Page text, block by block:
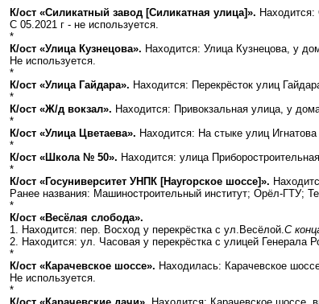
К/ост «Силикатный завод [Силикатная улица]».
С 05.2021 г - не используется.
*
К/ост «Улица Кузнецова». Находится: Улица Кузнецова, у
Не используется.
*
К/ост «Улица Гайдара». Находится: Перекрёсток улиц
*
К/ост «Ж/д вокзал». Находится: Привокзальная улица, у
*
К/ост «Улица Цветаева». Находится: На стыке улиц
*
К/ост «Школа № 50». Находится: улица
*
К/ост «Госуниверситет УНПК [Наугорское шоссе]».
Ранее названия: Машиностроительный институт; Орёл-ГТУ;
*
К/ост «Весёлая слобода».
1. Находится: пер. Восход у перекрёстка с ул.Весёлой.С
2. Находится: ул. Часовая у перекрёстка с улицей Генерала
*
К/ост «Карачевское шоссе». Находилась: Карачевское
Не используется.
*